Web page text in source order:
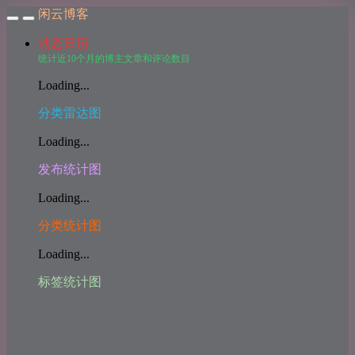
闲云博客
动态日历
统计近10个月的博主文章和评论数目
Loading...
分类雷达图
Loading...
发布统计图
Loading...
分类统计图
Loading...
标签统计图